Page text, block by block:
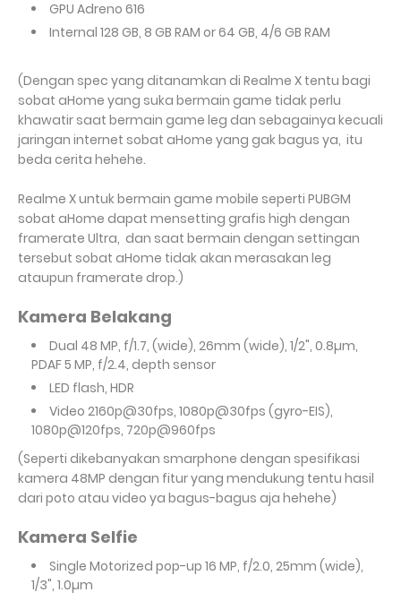
GPU Adreno 616
Internal 128 GB, 8 GB RAM or 64 GB, 4/6 GB RAM
(Dengan spec yang ditanamkan di Realme X tentu bagi
sobat aHome yang suka bermain game tidak perlu
khawatir saat bermain game leg dan sebagainya kecuali
jaringan internet sobat aHome yang gak bagus ya, itu
beda cerita hehehe.
Realme X untuk bermain game mobile seperti PUBGM
sobat aHome dapat mensetting grafis high dengan
framerate Ultra, dan saat bermain dengan settingan
tersebut sobat aHome tidak akan merasakan leg
ataupun framerate drop.)
Kamera Belakang
Dual 48 MP, f/1.7, (wide), 26mm (wide), 1/2", 0.8µm,
PDAF 5 MP, f/2.4, depth sensor
LED flash, HDR
Video 2160p@30fps, 1080p@30fps (gyro-EIS),
1080p@120fps, 720p@960fps
(Seperti dikebanyakan smarphone dengan spesifikasi
kamera 48MP dengan fitur yang mendukung tentu hasil
dari poto atau video ya bagus-bagus aja hehehe)
Kamera Selfie
Single Motorized pop-up 16 MP, f/2.0, 25mm (wide),
1/3", 1.0µm